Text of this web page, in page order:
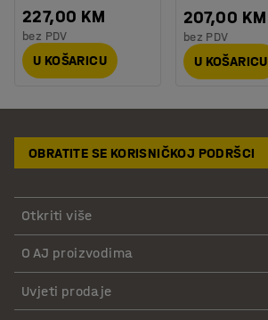
227,00 KM
bez PDV
U KOŠARICU
207,00 KM
bez PDV
U KOŠARICU
OBRATITE SE KORISNIČKOJ PODRŠCI
Otkriti više
O AJ proizvodima
Uvjeti prodaje